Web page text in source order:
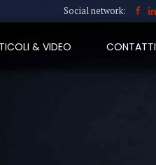
Social network:
& VIDEO CONTATTI